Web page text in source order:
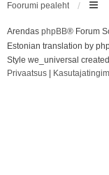
Foorumi pealeht
Arendas phpBB® Forum
Estonian translation by
Style we_universal
Privaatsus